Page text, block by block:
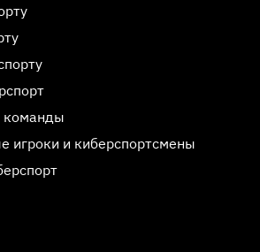
команды
игроки и киберспортсмены